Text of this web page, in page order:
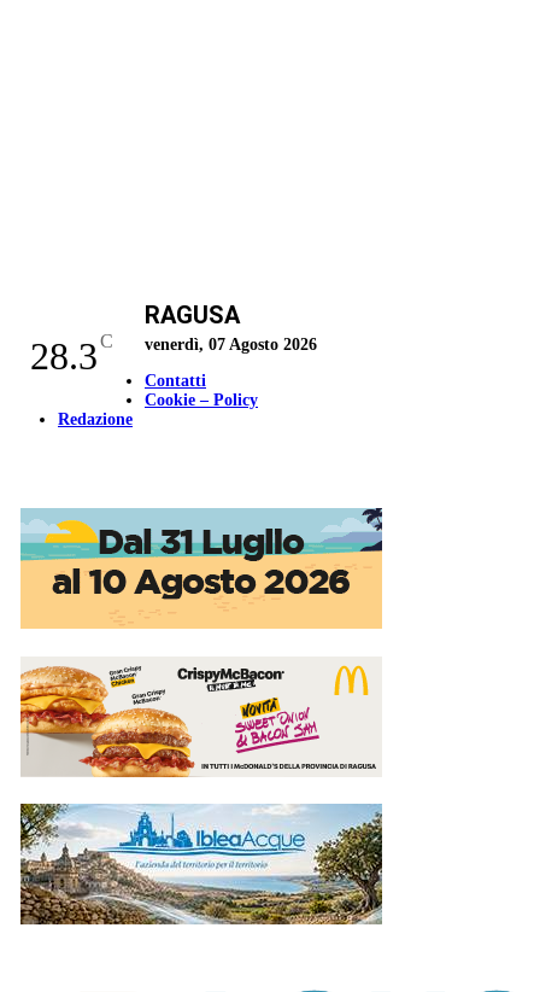
28.3C
RAGUSA
venerdì, 07 Agosto 2026
Contatti
Cookie – Policy
Redazione